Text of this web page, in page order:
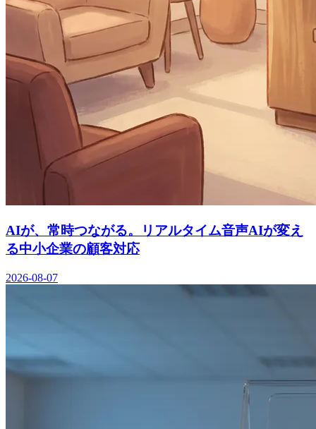
AIが、常時つながる。リアルタイム音声AIが変え
る中小企業の顧客対応
2026-08-07